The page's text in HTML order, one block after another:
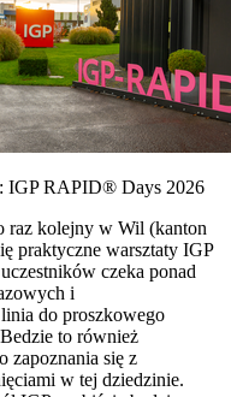
IGP RAPID® Days 2026
raz kolejny w Wil (kanton
praktyczne warsztaty IGP
czeka ponad
i
do proszkowego
to również
zapoznania się z
w tej dziedzinie.